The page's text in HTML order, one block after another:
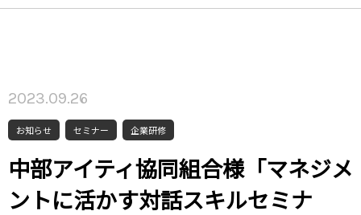
2023.09.26
お知らせ セミナー 企業研修
中部アイティ協同組合様「マネジメ
ントに活かす対話スキルセミナ